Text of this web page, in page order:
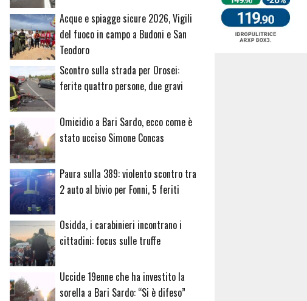
Acque e spiagge sicure 2026, Vigili
del fuoco in campo a Budoni e San
Teodoro
Scontro sulla strada per Orosei:
ferite quattro persone, due gravi
Omicidio a Bari Sardo, ecco come è
stato ucciso Simone Concas
Paura sulla 389: violento scontro tra
2 auto al bivio per Fonni, 5 feriti
Osidda, i carabinieri incontrano i
cittadini: focus sulle truffe
Uccide 19enne che ha investito la
sorella a Bari Sardo: “Si è difeso”